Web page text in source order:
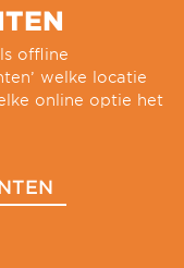
offline
welke locatie
online optie het